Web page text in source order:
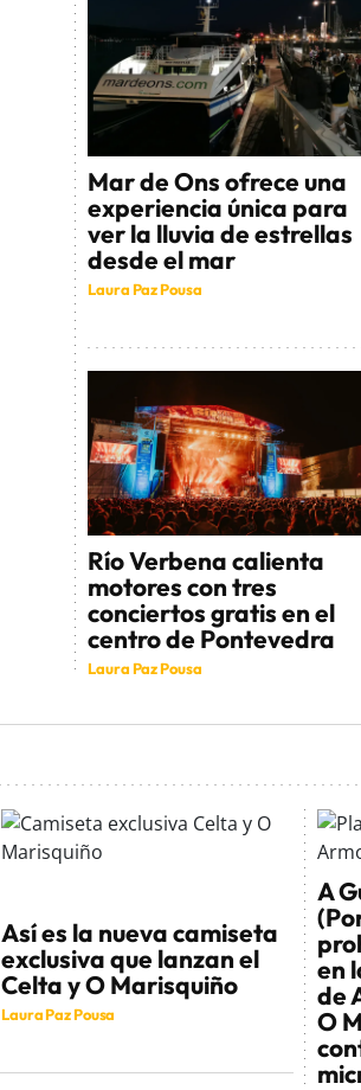
Mar de Ons ofrece una
experiencia única para
ver la lluvia de estrellas
desde el mar
Laura Paz Pousa
Río Verbena calienta
motores con tres
conciertos gratis en el
centro de Pontevedra
Laura Paz Pousa
Así es la nueva camiseta
exclusiva que lanzan el
Celta y O Marisquiño
Laura Paz Pousa
A
en
de
O